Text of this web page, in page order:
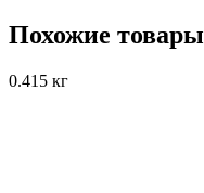
Похожие товары
0.415 кг